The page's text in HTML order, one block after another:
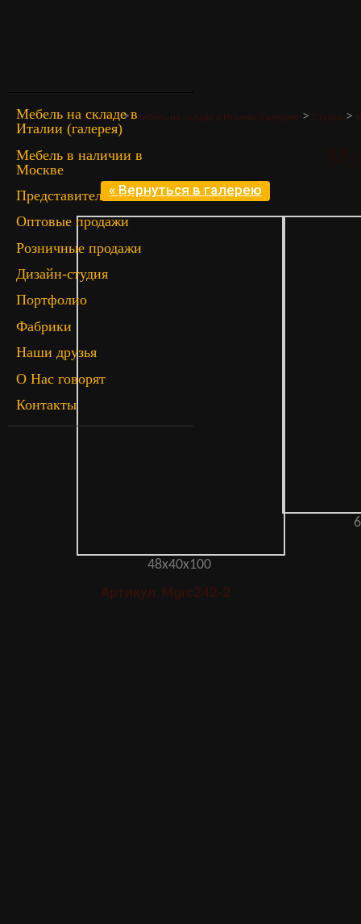
Мебель на складе в
Италии (галерея)
Мебель в наличии в
Москве
Представительство
Оптовые продажи
Розничные продажи
Дизайн-студия
Портфолио
Фабрики
Наши друзья
О Нас говорят
Контакты
Главная>Мебель на складе в Италии (Галерея) > Стулья >
« Вернуться в галерею
48x40x100
Артикул: Mgrc242-2